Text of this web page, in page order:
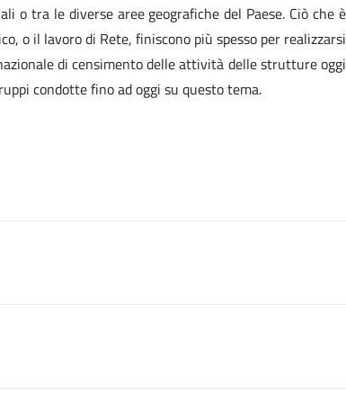
o tra le diverse aree geografiche del Paese. Ciò che è
o il lavoro di Rete, finiscono più spesso per realizzarsi
di censimento delle attività delle strutture oggi
condotte fino ad oggi su questo tema.